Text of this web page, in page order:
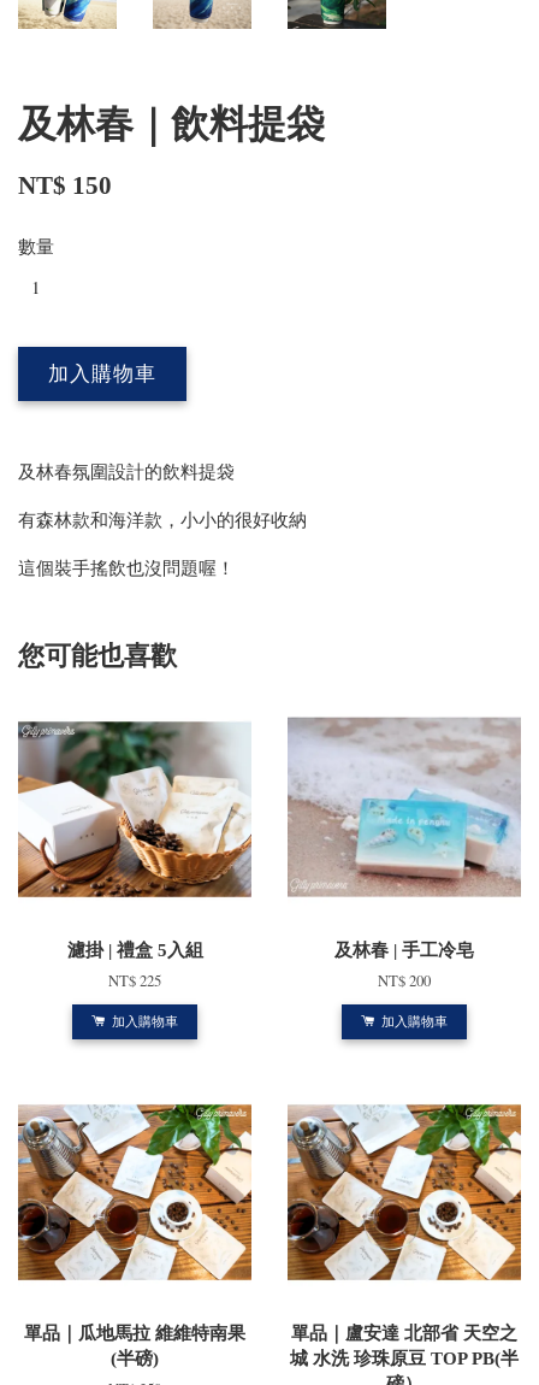
及林春｜飲料提袋
NT$ 150
數量
加入購物車
及林春氛圍設計的飲料提袋
有森林款和海洋款，小小的很好收納
這個裝手搖飲也沒問題喔！
您可能也喜歡
濾掛 | 禮盒 5入組
NT$ 225
加入購物車
及林春 | 手工冷皂
NT$ 200
加入購物車
單品｜瓜地馬拉 維維特南果
(半磅)
單品｜盧安達 北部省 天空之
城 水洗 珍珠原豆 TOP PB(半